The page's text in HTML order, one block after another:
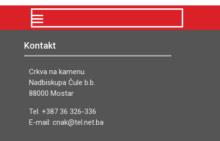
Kontakt
Crkva na kamenu
Nadbiskupa Čule b.b.
88000 Mostar
Tel. +387 36 326-336
E-mail: cnak@tel.net.ba